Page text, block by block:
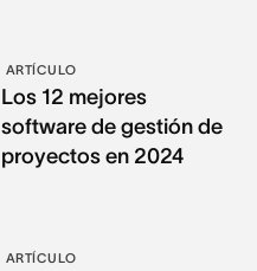
ARTÍCULO
Los 12 mejores
software de gestión de
proyectos en 2024
ARTÍCULO